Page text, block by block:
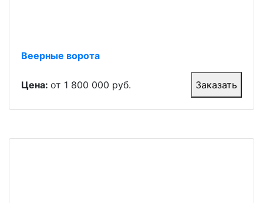
Веерные ворота
Цена: от 1 800 000 руб. Заказать